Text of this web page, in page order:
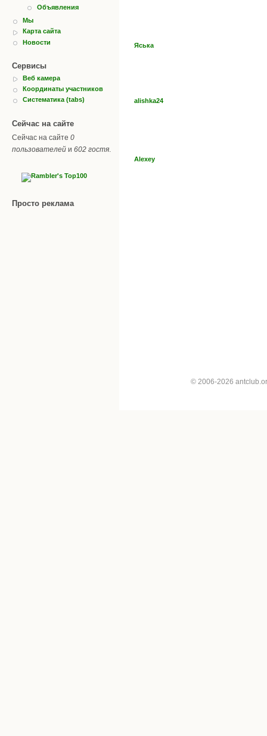
Объявления
Мы
Карта сайта
Новости
Сервисы
Веб камера
Координаты участников
Систематика (tabs)
Сейчас на сайте
Сейчас на сайте 0
пользователей и 602 гостя
Просто реклама
Яська
alishka24
Alexey
© 2006-2026